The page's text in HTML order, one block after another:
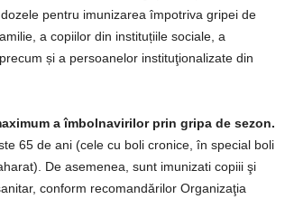
pentru imunizarea împotriva gripei de
a copiilor din instituțiile sociale, a
și a persoanelor instituţionalizate din
a îmbolnavirilor prin gripa de sezon.
65 de ani (cele cu boli cronice, în special boli
De asemenea, sunt imunizati copiii şi
conform recomandărilor Organizaţia